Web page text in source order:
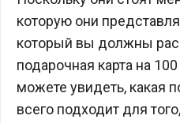
которую они
который вы должны
подарочная карта на
можете увидеть, какая
всего подходит для